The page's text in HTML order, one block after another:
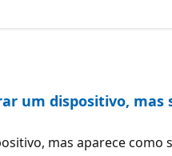
um dispositivo,
mas aparece